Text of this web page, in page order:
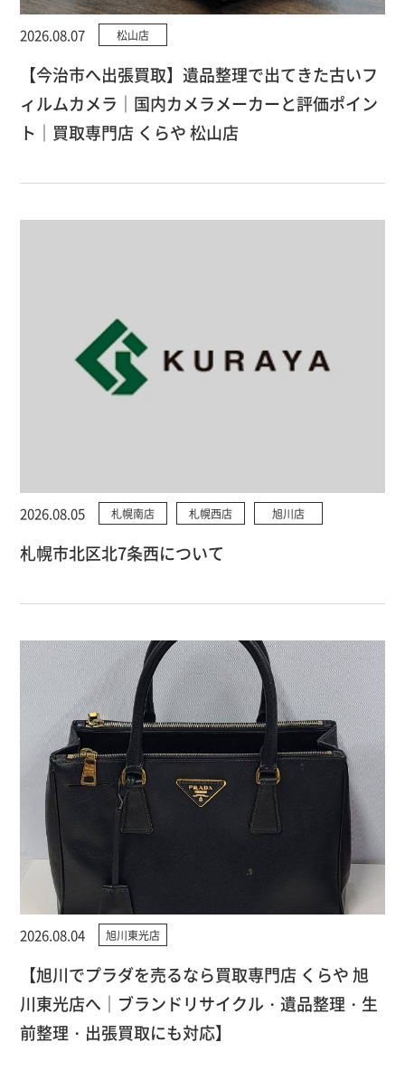
2026.08.07 松山店
【今治市へ出張買取】遺品整理で出てきた古いフ
ィルムカメラ｜国内カメラメーカーと評価ポイン
ト｜買取専門店 くらや 松山店
2026.08.05 札幌南店 札幌西店 旭川店
札幌市北区北7条西について
2026.08.04 旭川東光店
【旭川でプラダを売るなら買取専門店 くらや 旭
川東光店へ｜ブランドリサイクル・遺品整理・生
前整理・出張買取にも対応】